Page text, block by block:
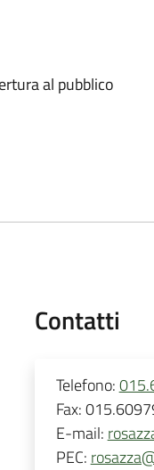
al pubblico
Contatti
Telefono:
Fax:
E-mail:
PEC: